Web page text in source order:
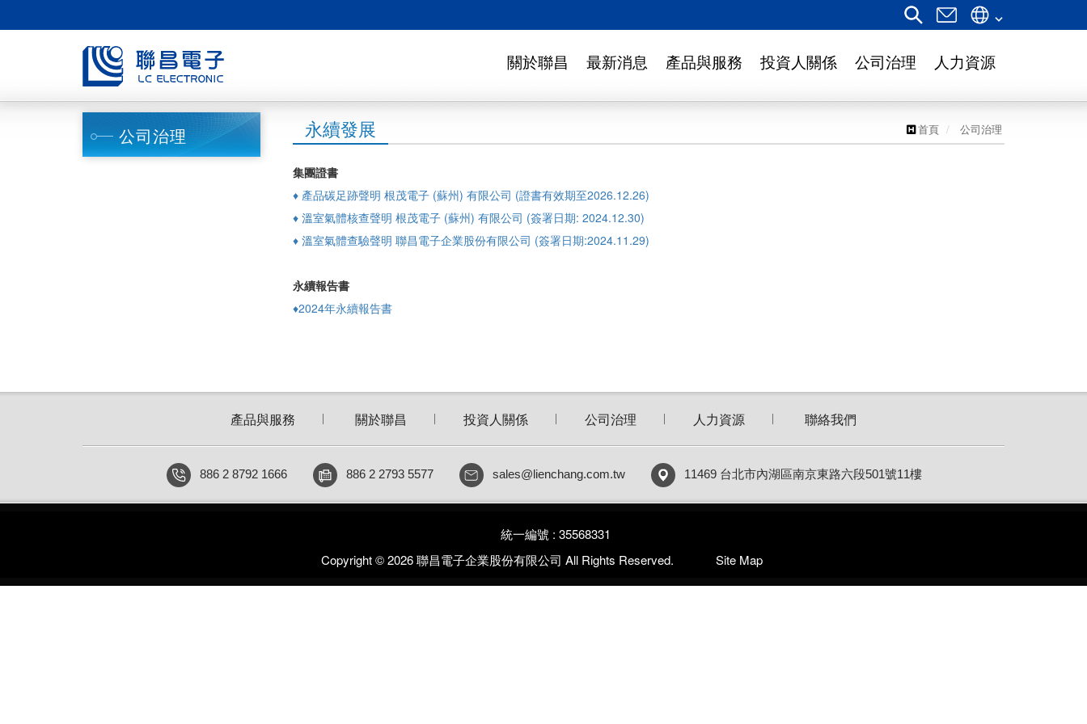
關於聯昌 最新消息 產品與服務 投資人關係 公司治理 人力資源
首頁 公司治理
公司治理 永續發展
集團證書
♦ 產品碳足跡聲明 根茂電子 (蘇州) 有限公司 (證書有效期至2026.12.26)
♦ 溫室氣體核查聲明 根茂電子 (蘇州) 有限公司 (簽署日期: 2024.12.30)
♦ 溫室氣體查驗聲明 聯昌電子企業股份有限公司 (簽署日期:2024.11.29)
永續報告書
♦2024年永續報告書
產品與服務 關於聯昌 投資人關係 公司治理 人力資源 聯絡我們
886 2 8792 1666 886 2 2793 5577 sales@lienchang.com.tw 11469 台北市內湖區南京東路六段501號11樓
統一編號 : 35568331
Copyright © 2026 聯昌電子企業股份有限公司 All Rights Reserved.
Site Map